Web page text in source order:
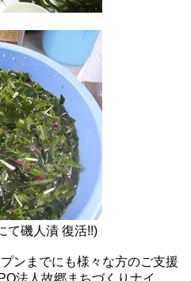
て磯人漬 復活!!)
ンまでにも様々な方のご支援
法人故郷まちづくりナイ